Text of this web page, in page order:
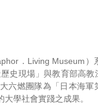
．Living Museum）
史現場」與教育部高教
六燃團隊為「日本海軍
學社會實踐之成果。